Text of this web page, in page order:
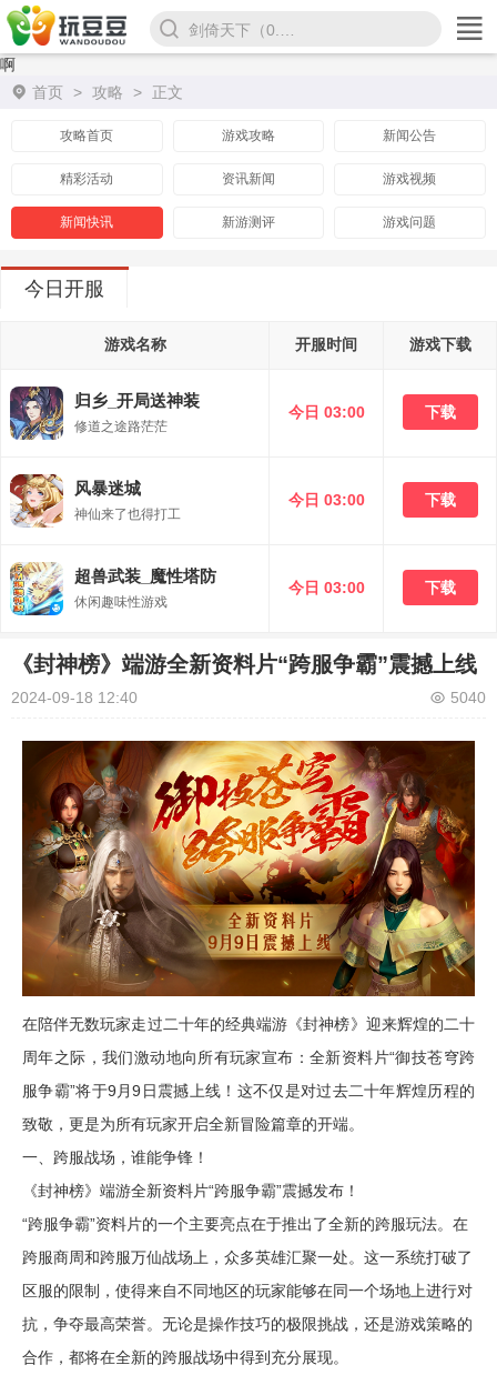
啊
首页 > 攻略 > 正文
攻略首页 游戏攻略 新闻公告
精彩活动 资讯新闻 游戏视频
新闻快讯 新游测评 游戏问题
今日开服
游戏名称 开服时间 游戏下载
归乡_开局送神装
修道之途路茫茫
今日 03:00 下载
风暴迷城
神仙来了也得打工
今日 03:00 下载
超兽武装_魔性塔防
休闲趣味性游戏
今日 03:00 下载
《封神榜》端游全新资料片“跨服争霸”震撼上线
2024-09-18 12:40 5040
在陪伴无数玩家走过二十年的经典端游《封神榜》迎来辉煌的二十
周年之际，我们激动地向所有玩家宣布：全新资料片“御技苍穹跨
服争霸”将于9月9日震撼上线！这不仅是对过去二十年辉煌历程的
致敬，更是为所有玩家开启全新冒险篇章的开端。
一、跨服战场，谁能争锋！
《封神榜》端游全新资料片“跨服争霸”震撼发布！
“跨服争霸”资料片的一个主要亮点在于推出了全新的跨服玩法。在
跨服商周和跨服万仙战场上，众多英雄汇聚一处。这一系统打破了
区服的限制，使得来自不同地区的玩家能够在同一个场地上进行对
抗，争夺最高荣誉。无论是操作技巧的极限挑战，还是游戏策略的
合作，都将在全新的跨服战场中得到充分展现。